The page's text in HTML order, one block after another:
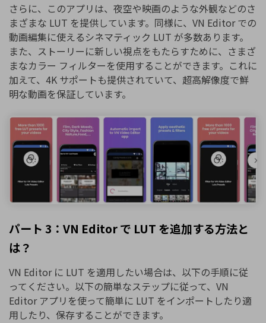
さらに、このアプリは、夜空や映画のような外観などのさ
まざまな LUT を提供しています。同様に、VN Editor での
動画編集に使えるシネマティック LUT が多数あります。
また、ストーリーに新しい視点をもたらすために、さまざ
まなカラー フィルターを使用することができます。これに
加えて、4K サポートも提供されていて、超高解像度で鮮
明な動画を保証しています。
パート 3：VN Editor で LUT を追加する方法と
は？
VN Editor に LUT を適用したい場合は、以下の手順に従
ってください。以下の簡単なステップに従って、VN
Editor アプリを使って簡単に LUT をインポートしたり適
用したり、保存することができます。